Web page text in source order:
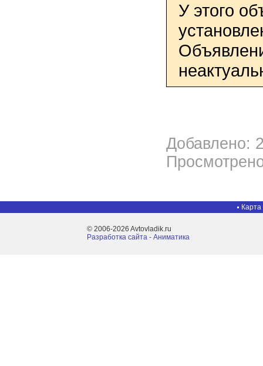
У этого
Добавлено:
Карта
© 2006-2026 Avtovladik.ru
Разработка сайта - Aниматика